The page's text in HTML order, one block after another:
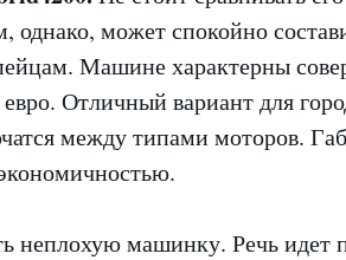
однако, может спокойно
Машине характерны
Отличный вариант для
между типами моторов.
неплохую машинку. Речь идет